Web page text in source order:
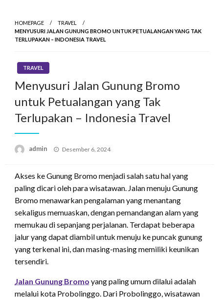
HOMEPAGE
TRAVEL
MENYUSURI JALAN GUNUNG BROMO UNTUK PETUALANGAN YANG TAK
TERLUPAKAN – INDONESIA TRAVEL
TRAVEL
Menyusuri Jalan Gunung Bromo
untuk Petualangan yang Tak
Terlupakan – Indonesia Travel
admin
Posted
Desember 6, 2024
Akses ke Gunung Bromo menjadi salah satu hal yang
paling dicari oleh para wisatawan. Jalan menuju Gunung
Bromo menawarkan pengalaman yang menantang
sekaligus memuaskan, dengan pemandangan alam yang
memukau di sepanjang perjalanan. Terdapat beberapa
jalur yang dapat diambil untuk menuju ke puncak gunung
yang terkenal ini, dan masing-masing memiliki keunikan
tersendiri.
Jalan Gunung Bromo yang paling umum dilalui adalah
melalui kota Probolinggo. Dari Probolinggo, wisatawan